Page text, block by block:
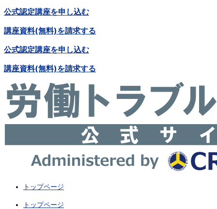
公式認定講座を申し込む
講座資料(無料)を請求する
公式認定講座を申し込む
講座資料(無料)を請求する
トップページ
トップページ